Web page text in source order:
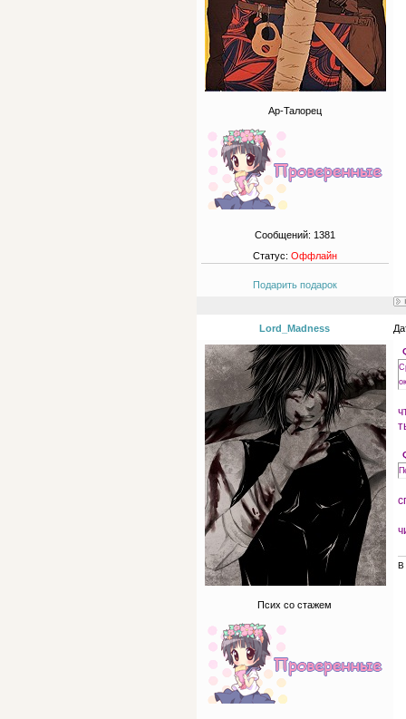
Ар-Талорец
Сообщений: 1381
Статус: Оффлайн
Подарить подарок
Lord_Madness
Псих со стажем
В